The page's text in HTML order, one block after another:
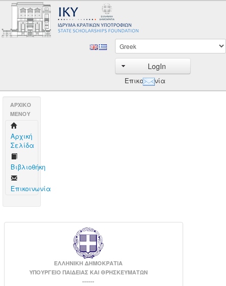
LogIn
Επικοινωνία
AΡΧΙΚΟ
ΜΕΝΟΥ
Aρχική
Σελίδα
Βιβλιοθήκη
Επικοινωνία
ΕΛΛΗΝΙΚΗ ΔΗΜΟΚΡΑΤΙΑ
ΥΠΟΥΡΓΕΙΟ ΠΑΙΔΕΙΑΣ ΚΑΙ ΘΡΗΣΚΕΥΜΑΤΩΝ
------